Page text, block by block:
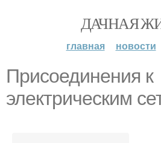
ДАЧНАЯ
главная новости
Присоединения к
электрическим